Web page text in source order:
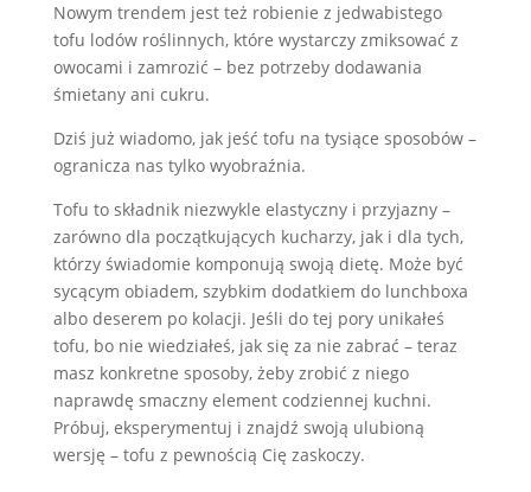
Nowym trendem jest też robienie z jedwabistego
tofu lodów roślinnych, które wystarczy zmiksować z
owocami i zamrozić – bez potrzeby dodawania
śmietany ani cukru.
Dziś już wiadomo, jak jeść tofu na tysiące sposobów –
ogranicza nas tylko wyobraźnia.
Tofu to składnik niezwykle elastyczny i przyjazny –
zarówno dla początkujących kucharzy, jak i dla tych,
którzy świadomie komponują swoją dietę. Może być
sycącym obiadem, szybkim dodatkiem do lunchboxa
albo deserem po kolacji. Jeśli do tej pory unikałeś
tofu, bo nie wiedziałeś, jak się za nie zabrać – teraz
masz konkretne sposoby, żeby zrobić z niego
naprawdę smaczny element codziennej kuchni.
Próbuj, eksperymentuj i znajdź swoją ulubioną
wersję – tofu z pewnością Cię zaskoczy.